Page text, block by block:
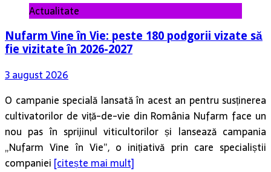
Actualitate
Nufarm Vine în Vie: peste 180 podgorii vizate să
fie vizitate în 2026-2027
3 august 2026
O campanie specială lansată în acest an pentru susținerea
cultivatorilor de viță-de-vie din România Nufarm face un
nou pas în sprijinul viticultorilor și lansează campania
„Nufarm Vine în Vie”, o inițiativă prin care specialiștii
companiei [citește mai mult]